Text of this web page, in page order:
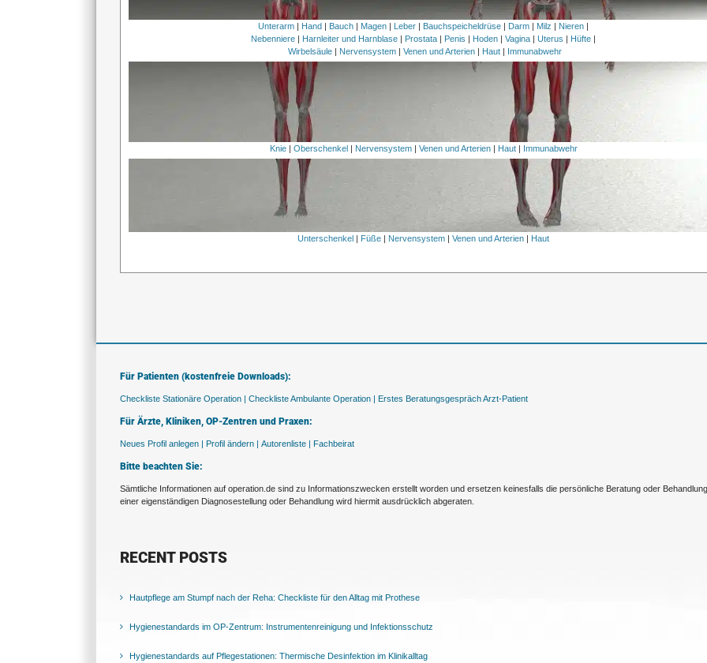
Unterarm | Hand | Bauch | Magen | Leber | Bauchspeicheldrüse | Darm | Milz | Nieren |
Nebenniere | Harnleiter und Harnblase | Prostata | Penis | Hoden |Vagina |Uterus | Hüfte |
Wirbelsäule| Nervensystem| Venen und Arterien| Haut| Immunabwehr
Knie| Oberschenkel Nervensystem| Venen und Arterien| Haut| Immunabwehr
Unterschenkel | Füße | Nervensystem |Venen und Arterien | Haut
Für Patienten (kostenfreie Downloads):
Checkliste Stationäre Operation | Checkliste Ambulante Operation | Erstes Beratungsgespräch Arzt-Patient
Für Ärzte, Kliniken, OP-Zentren und Praxen:
Neues Profil anlegen | Profil ändern | Autorenliste | Fachbeirat
Bitte beachten Sie:
Sämtliche Informationen auf operation.de sind zu Informationszwecken erstellt worden und ersetzen keinesfalls die persönliche Beratung oder
einer eigenständigen Diagnosestellung oder Behandlung wird hiermit ausdrücklich abgeraten.
RECENT POSTS
Hautpflege am Stumpf nach der Reha: Checkliste für den Alltag mit Prothese
Hygienestandards im OP-Zentrum: Instrumentenreinigung und Infektionsschutz
Hygienestandards auf Pflegestationen: Thermische Desinfektion im Klinikalltag